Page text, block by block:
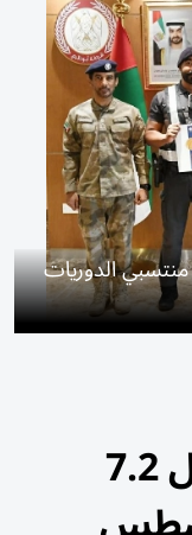
الدوريات
مطارات الدولة تجدول 7.2